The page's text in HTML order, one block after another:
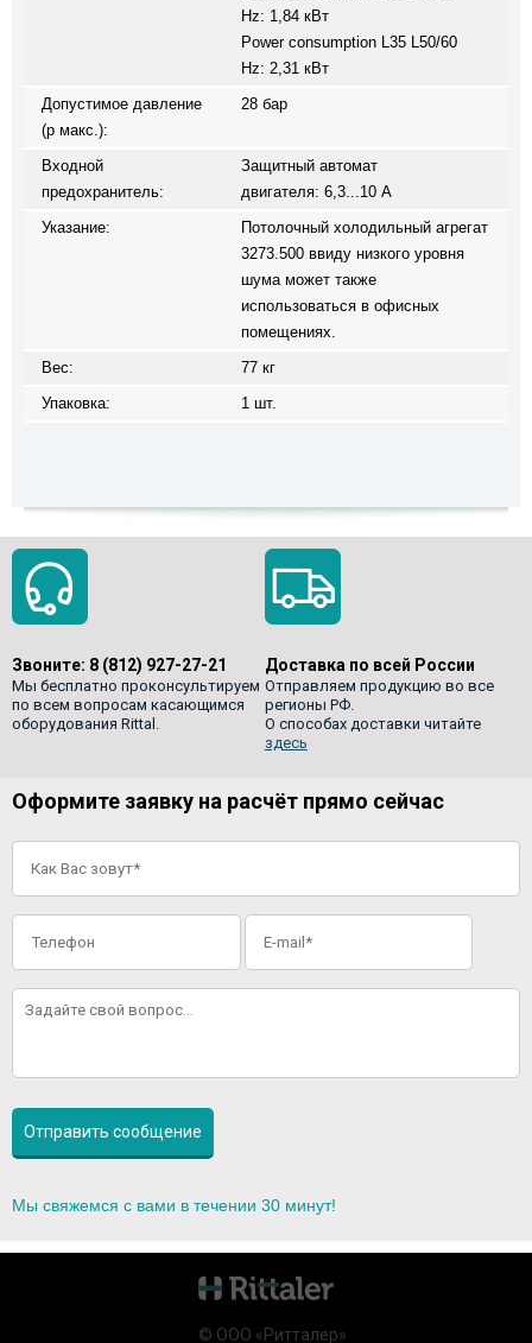
Hz: 1,84 кВт
Power consumption L35 L50/60
Hz: 2,31 кВт
Допустимое давление
(p макс.):
28 бар
Входной
предохранитель:
Защитный автомат
двигателя: 6,3...10 A
Указание:
Потолочный холодильный агрегат
3273.500 ввиду низкого уровня
шума может также
использоваться в офисных
помещениях.
Вес:
77 кг
Упаковка:
1 шт.
Звоните: 8 (812) 927-27-21
Мы бесплатно проконсультируем
по всем вопросам касающимся
оборудования Rittal.
Доставка по всей России
Отправляем продукцию во все
регионы РФ.
О способах доставки читайте
здесь
Оформите заявку на расчёт прямо сейчас
Мы свяжемся с вами в течении 30 минут!
© ООО «Ритталер»